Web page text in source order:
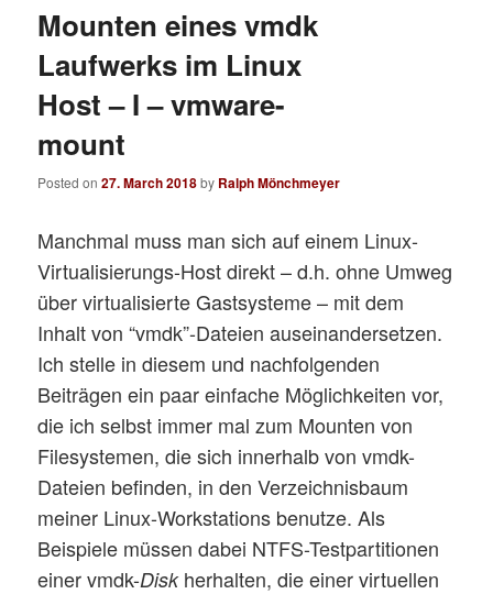
Mounten eines vmdk
Laufwerks im Linux
Host – I – vmware-
mount
Posted on27. March 2018by Ralph Mönchmeyer
Manchmal muss man sich auf einem Linux-
Virtualisierungs-Host direkt – d.h. ohne Umweg
über virtualisierte Gastsysteme – mit dem
Inhalt von “vmdk”-Dateien auseinandersetzen.
Ich stelle in diesem und nachfolgenden
Beiträgen ein paar einfache Möglichkeiten vor,
die ich selbst immer mal zum Mounten von
Filesystemen, die sich innerhalb von vmdk-
Dateien befinden, in den Verzeichnisbaum
meiner Linux-Workstations benutze. Als
Beispiele müssen dabei NTFS-Testpartitionen
einer vmdk-Diskherhalten, die einer virtuellen